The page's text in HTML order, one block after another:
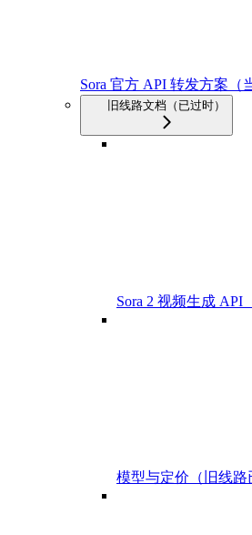
Sora 官方 API 转发方案（
旧线路文档（已过时）
Sora 2 视频生成 API
模型与定价（旧线路